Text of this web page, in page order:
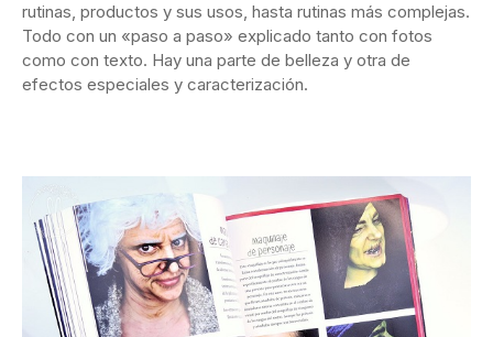
rutinas, productos y sus usos, hasta rutinas más complejas.
Todo con un «paso a paso» explicado tanto con fotos
como con texto. Hay una parte de belleza y otra de
efectos especiales y caracterización.